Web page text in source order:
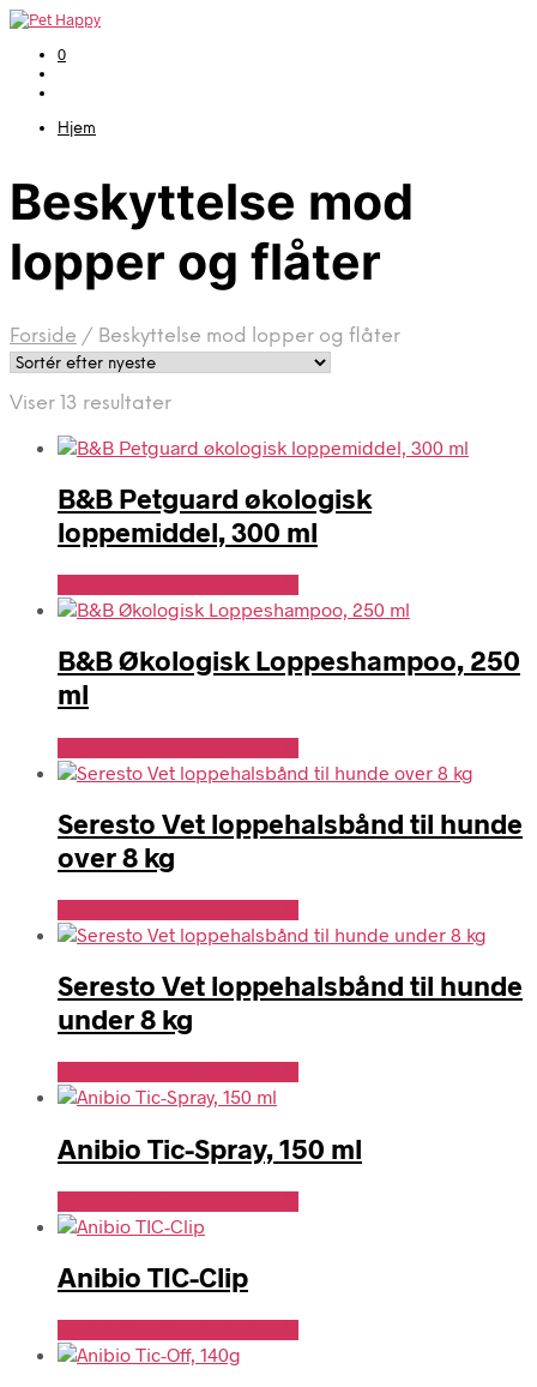
0
Hjem
Beskyttelse mod
lopper og flåter
Forside / Beskyttelse mod lopper og flåter
Viser 13 resultaterSorteret
seneste
B&B Petguard økologisk
loppemiddel, 300 ml
B&B Økologisk Loppeshampoo, 250
ml
Seresto Vet loppehalsbånd til hunde
over 8 kg
Seresto Vet loppehalsbånd til hunde
under 8 kg
Anibio Tic-Spray, 150 ml
Anibio TIC-Clip